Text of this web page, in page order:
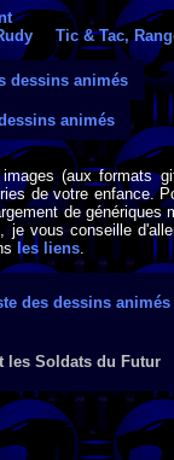
Tic & Tac,
dessins animés
animés
(aux formats
de votre enfance.
de génériques
je vous conseille
les liens
des dessins animés
les Soldats du Futur